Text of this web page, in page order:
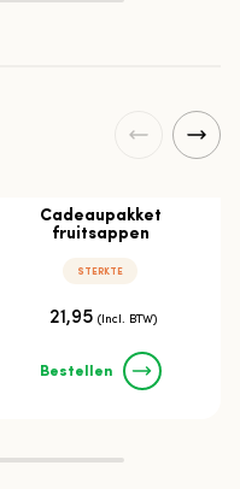
Cadeaupakket
fruitsappen
STERKTE
21,95 (Incl. BTW)
Bestellen